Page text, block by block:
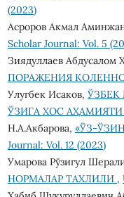
(2023)
Асроров Акмал
Scholar Journal: Vol. 5
Зиядуллаев Абдусалом
ПОРАЖЕНИЯ
Улугбек Исаков,
ЎЗИГА ХОС АҲАМИЯТИ
Н.А.Акбарова, «ЎЗ-
Journal: Vol. 12 (2023)
Умарова Рўзигул
НОРМАЛАР ТАХЛИЛИ ,